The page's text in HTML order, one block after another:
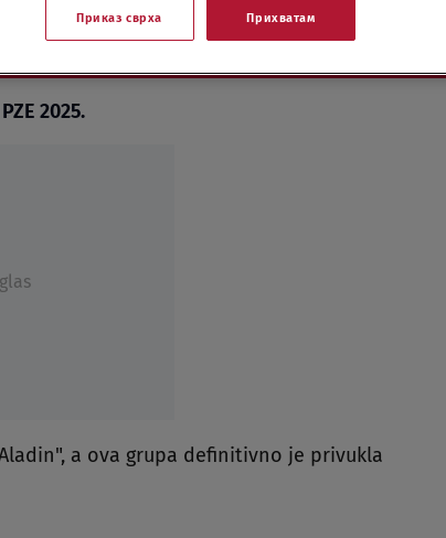
2025.
a ova grupa definitivno je privukla
Приказ сврха Прихватам